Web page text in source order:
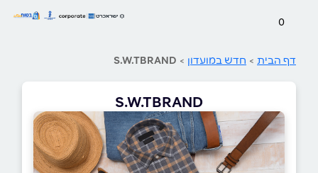
0
דף הבית > חדש במועדון >
S.W.TBRAND
S.W.TBRAND